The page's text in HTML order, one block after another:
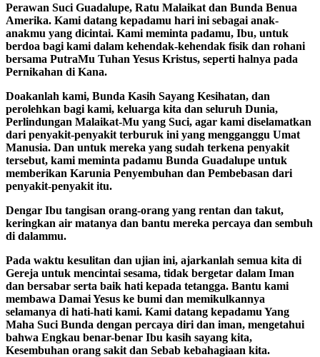
Perawan Suci Guadalupe, Ratu Malaikat dan Bunda Benua
Amerika. Kami datang kepadamu hari ini sebagai anak-
anakmu yang dicintai. Kami meminta padamu, Ibu, untuk
berdoa bagi kami dalam kehendak-kehendak fisik dan rohani
bersama PutraMu Tuhan Yesus Kristus, seperti halnya pada
Pernikahan di Kana.
Doakanlah kami, Bunda Kasih Sayang Kesihatan, dan
perolehkan bagi kami, keluarga kita dan seluruh Dunia,
Perlindungan Malaikat-Mu yang Suci, agar kami diselamatkan
dari penyakit-penyakit terburuk ini yang mengganggu Umat
Manusia. Dan untuk mereka yang sudah terkena penyakit
tersebut, kami meminta padamu Bunda Guadalupe untuk
memberikan Karunia Penyembuhan dan Pembebasan dari
penyakit-penyakit itu.
Dengar Ibu tangisan orang-orang yang rentan dan takut,
keringkan air matanya dan bantu mereka percaya dan sembuh
di dalammu.
Pada waktu kesulitan dan ujian ini, ajarkanlah semua kita di
Gereja untuk mencintai sesama, tidak bergetar dalam Iman
dan bersabar serta baik hati kepada tetangga. Bantu kami
membawa Damai Yesus ke bumi dan memikulkannya
selamanya di hati-hati kami. Kami datang kepadamu Yang
Maha Suci Bunda dengan percaya diri dan iman, mengetahui
bahwa Engkau benar-benar Ibu kasih sayang kita,
Kesembuhan orang sakit dan Sebab kebahagiaan kita.